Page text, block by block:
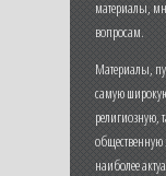
материалы,
вопросам.
Материалы,
самую
религиозную,
наиболее